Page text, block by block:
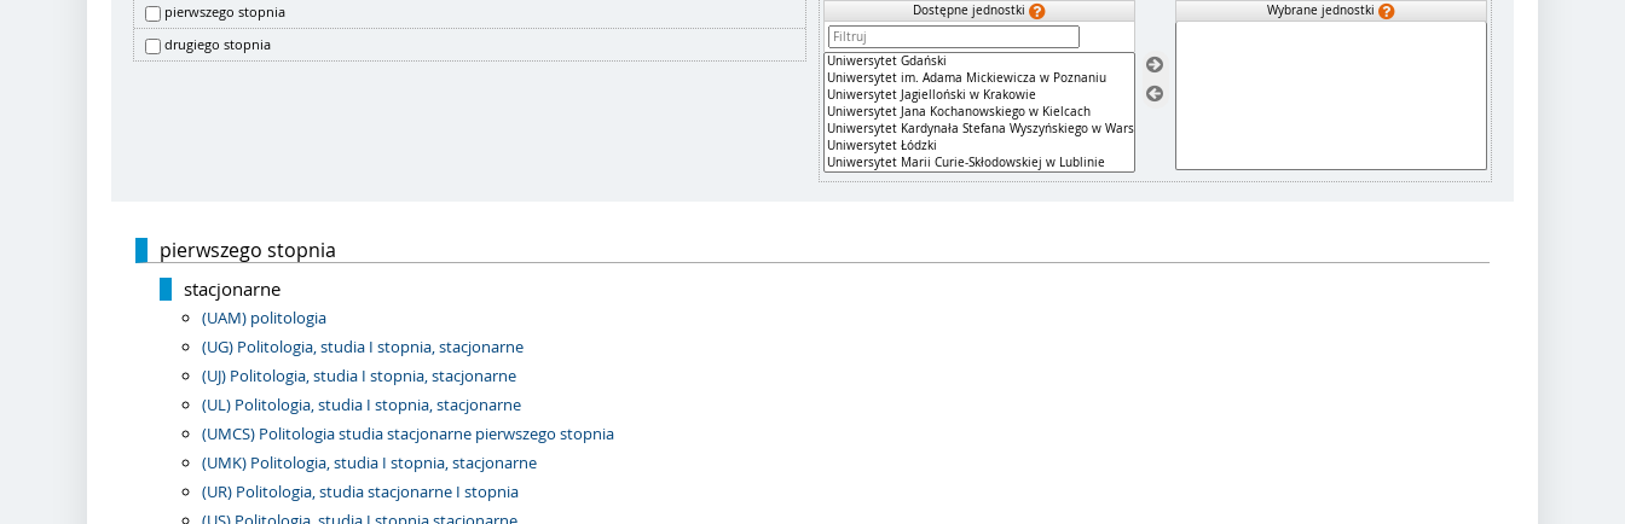
pierwszego stopnia
drugiego stopnia
Dostępne jednostki Wybrane jednostki
pierwszego stopnia
stacjonarne
(UAM) politologia
(UG) Politologia, studia I stopnia, stacjonarne
(UJ) Politologia, studia I stopnia, stacjonarne
(UL) Politologia, studia I stopnia, stacjonarne
(UMCS) Politologia studia stacjonarne pierwszego stopnia
(UMK) Politologia, studia I stopnia, stacjonarne
(UR) Politologia, studia stacjonarne I stopnia